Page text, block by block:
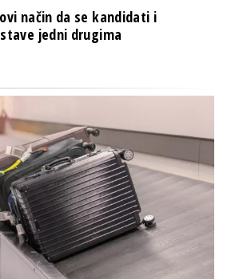
način da se kandidati i
jedni drugima